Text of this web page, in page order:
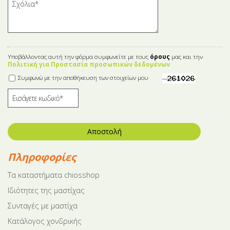
Υποβάλλοντας αυτή την φόρμα συμφωνείτε με τους όρους μας και την
Πολιτική για Προστασία προσωπικών δεδομένων
Συμφωνώ με την αποθήκευση των στοιχείων μου
Αποστολή
Πληροφορίες
Tα καταστήματα chiosshop
Ιδιότητες της μαστίχας
Συνταγές με μαστίχα
Κατάλογος χονδρικής